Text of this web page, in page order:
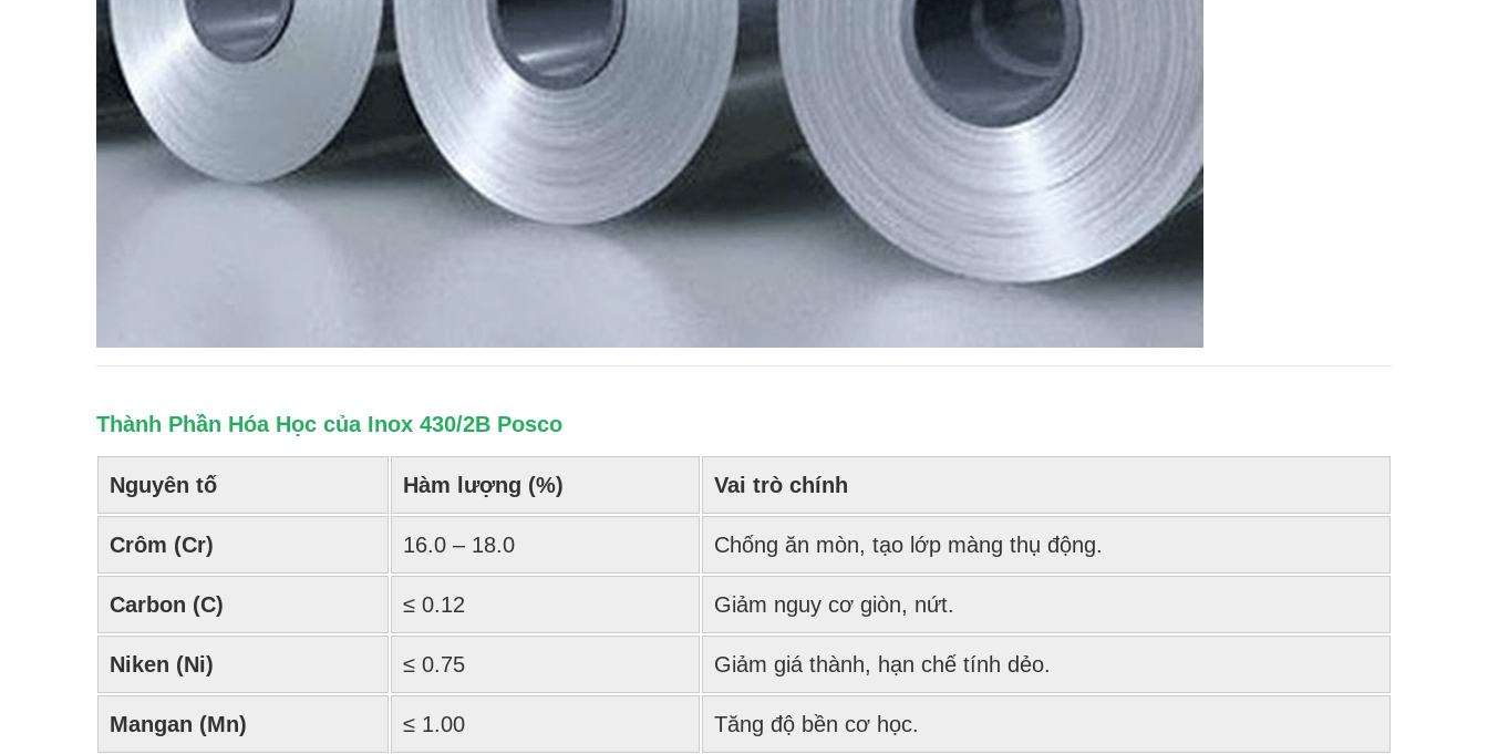
Thành Phần Hóa Học của Inox 430/2B Posco
Nguyên tố Hàm lượng (%) Vai trò chính
Crôm (Cr) 16.0 – 18.0 Chống ăn mòn, tạo lớp màng thụ động.
Carbon (C) ≤ 0.12 Giảm nguy cơ giòn, nứt.
Niken (Ni) ≤ 0.75 Giảm giá thành, hạn chế tính dẻo.
Mangan (Mn) ≤ 1.00 Tăng độ bền cơ học.